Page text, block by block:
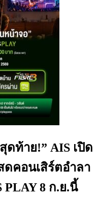
ดท้าย!” AIS เปิด
คอนเสิร์ตอำลา
8 ก.ย.นี้